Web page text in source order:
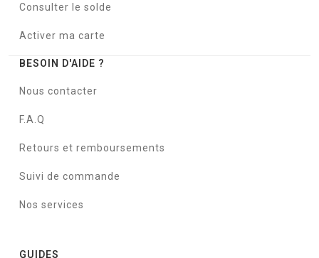
Consulter le solde
Activer ma carte
BESOIN D'AIDE ?
Nous contacter
F.A.Q
Retours et remboursements
Suivi de commande
Nos services
GUIDES